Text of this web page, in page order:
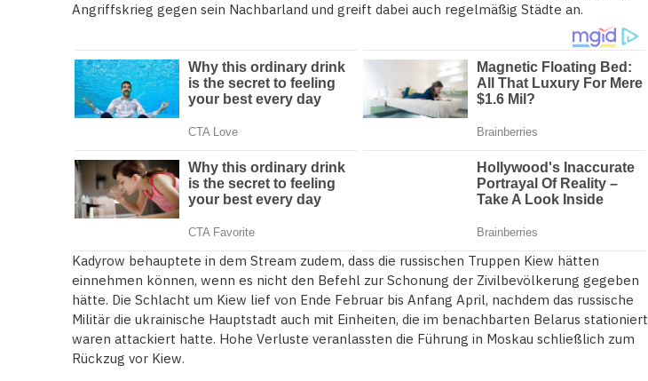
Angriffskrieg gegen sein Nachbarland und greift dabei auch regelmäßig Städte an.
Kadyrow behauptete in dem Stream zudem, dass die russischen Truppen Kiew hätten
einnehmen können, wenn es nicht den Befehl zur Schonung der Zivilbevölkerung gegeben
hätte. Die Schlacht um Kiew lief von Ende Februar bis Anfang April, nachdem das russische
Militär die ukrainische Hauptstadt auch mit Einheiten, die im benachbarten Belarus stationiert
waren attackiert hatte. Hohe Verluste veranlassten die Führung in Moskau schließlich zum
Rückzug vor Kiew.